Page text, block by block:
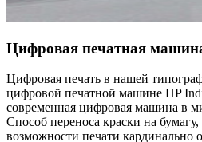
Цифровая печатная
Цифровая печать в нашей
цифровой печатной машине HP
современная цифровая машина в
Способ переноса краски на
возможности печати кардинально